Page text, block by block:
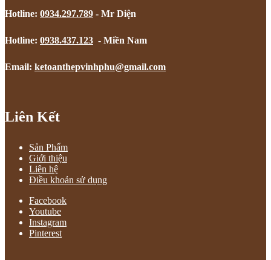
Hotline: 0934.297.789 - Mr Diện
Hotline: 0938.437.123 - Miền Nam
Email: ketoanthepvinhphu@gmail.com
Liên Kết
Sản Phẩm
Giới thiệu
Liên hệ
Điều khoản sử dụng
Facebook
Youtube
Instagram
Pinterest